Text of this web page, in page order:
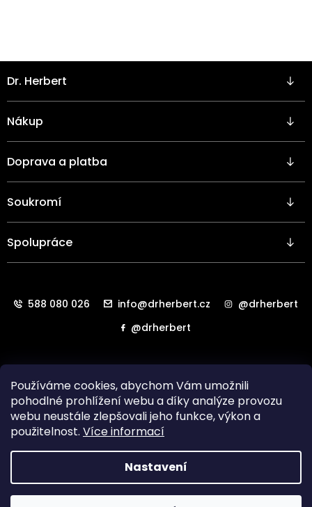
Používáme cookies, abychom Vám umožnili
pohodlné prohlížení webu a díky analýze provozu
webu neustále zlepšovali jeho funkce, výkon a
použitelnost. Více informací
Nastavení
Z
á
p
a
Dr. Herbert
Nákup
Doprava a platba
Soukromí
Spolupráce
588 080 026 info@drherbert.cz
@drherbert
@drherbert
Všechna práva vyhrazena. Copyright
s.r.o.2024. VytvořilShoptet